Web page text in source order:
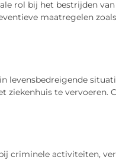
rol bij het bestrijden
maatregelen
levensbedreigende
ziekenhuis te vervoeren.
criminele activiteiten,